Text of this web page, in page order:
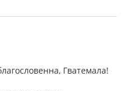
Гватемала!